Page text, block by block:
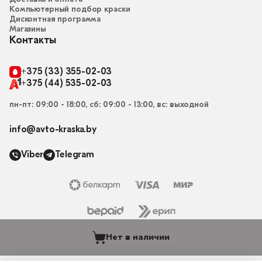
Нет в наличии
Компьютерный подбор краски
Дисконтная программа
Магазины
Контакты
+375 (33) 355-02-03
+375 (44) 535-02-03
пн-пт: 09:00 - 18:00, сб: 09:00 - 13:00, вс: выходной
info@avto-kraska.by
Viber Telegram
© 2015-2026, Магазин “Автокраска” avto-kraska.by